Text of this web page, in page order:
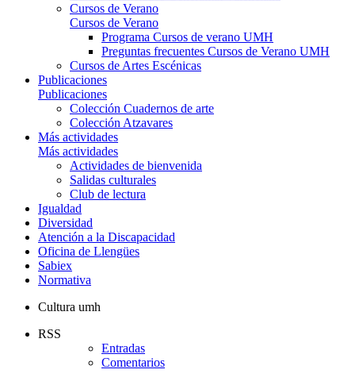
Cursos de Verano
Cursos de Verano
Programa Cursos de verano UMH
Preguntas frecuentes Cursos de Verano UMH
Cursos de Artes Escénicas
Publicaciones
Publicaciones
Colección Cuadernos de arte
Colección Atzavares
Más actividades
Más actividades
Actividades de bienvenida
Salidas culturales
Club de lectura
Igualdad
Diversidad
Atención a la Discapacidad
Oficina de Llengües
Sabiex
Normativa
Cultura umh
RSS
Entradas
Comentarios